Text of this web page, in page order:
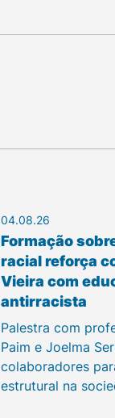
04.08.26
Formação
racial reforça
Vieira com
antirracista
Palestra com
Paim e Joelma
colaboradores
estrutural na